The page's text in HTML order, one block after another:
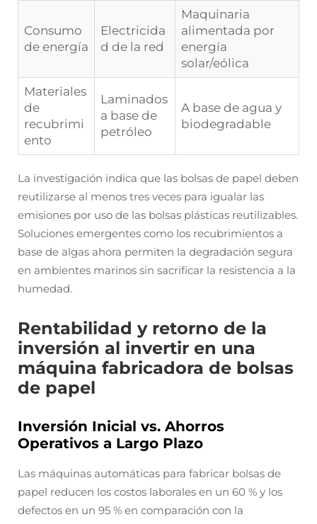
Consumo
de energía
Electricida
d de la red
Maquinaria
alimentada por
energía
solar/eólica
Materiales
de
recubrimi
ento
Laminados
a base de
petróleo
A base de agua y
biodegradable
La investigación indica que las bolsas de papel deben
reutilizarse al menos tres veces para igualar las
emisiones por uso de las bolsas plásticas reutilizables.
Soluciones emergentes como los recubrimientos a
base de algas ahora permiten la degradación segura
en ambientes marinos sin sacrificar la resistencia a la
humedad.
Rentabilidad y retorno de la
inversión al invertir en una
máquina fabricadora de bolsas
de papel
Inversión Inicial vs. Ahorros
Operativos a Largo Plazo
Las máquinas automáticas para fabricar bolsas de
papel reducen los costos laborales en un 60 % y los
defectos en un 95 % en comparación con la